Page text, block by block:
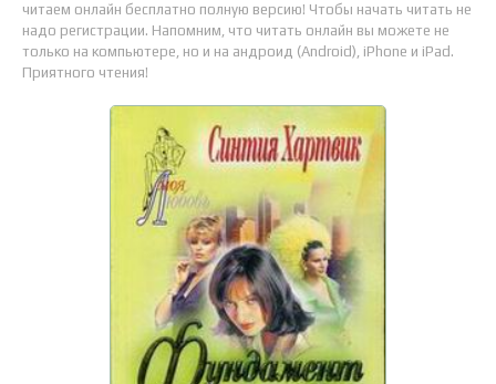
читаем онлайн бесплатно полную версию! Чтобы начать читать не
надо регистрации. Напомним, что читать онлайн вы можете не
только на компьютере, но и на андроид (Android), iPhone и iPad.
Приятного чтения!